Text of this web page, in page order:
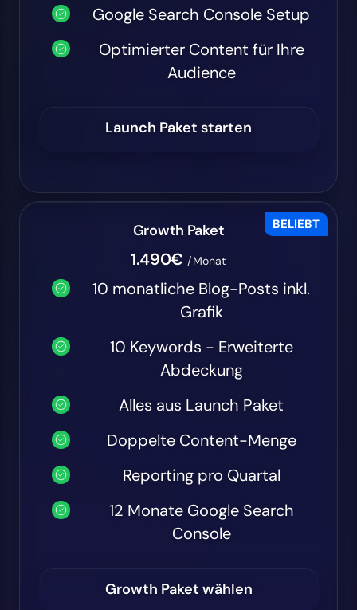
Google Search Console Setup
Optimierter Content für Ihre
Audience
Launch Paket starten
BELIEBT
Growth Paket
1.490€ /Monat
10 monatliche Blog-Posts inkl.
Grafik
10 Keywords - Erweiterte
Abdeckung
Alles aus Launch Paket
Doppelte Content-Menge
Reporting pro Quartal
12 Monate Google Search
Console
Growth Paket wählen